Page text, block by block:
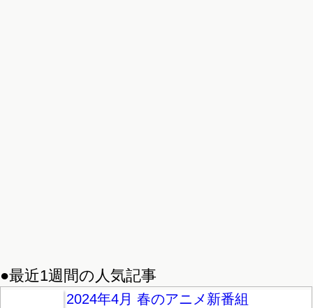
●最近1週間の人気記事
2024年4月 春のアニメ新番組